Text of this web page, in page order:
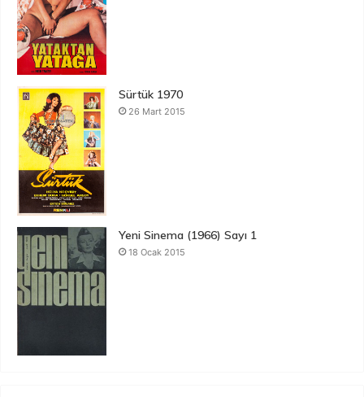
Sürtük 1970
26 Mart 2015
Yeni Sinema (1966) Sayı 1
18 Ocak 2015